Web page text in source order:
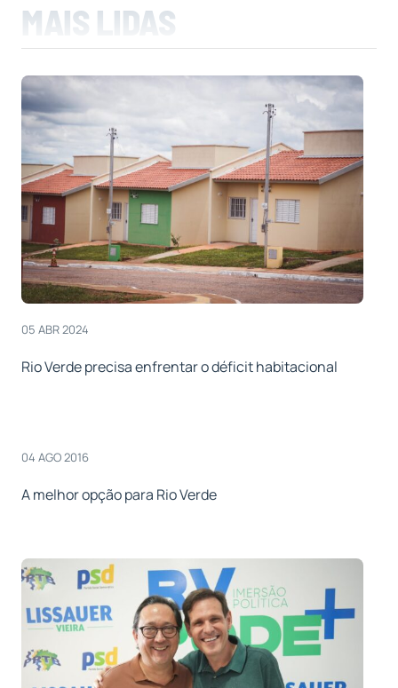
MAIS LIDAS
05 ABR 2024
Rio Verde precisa enfrentar o déficit habitacional
04 AGO 2016
A melhor opção para Rio Verde